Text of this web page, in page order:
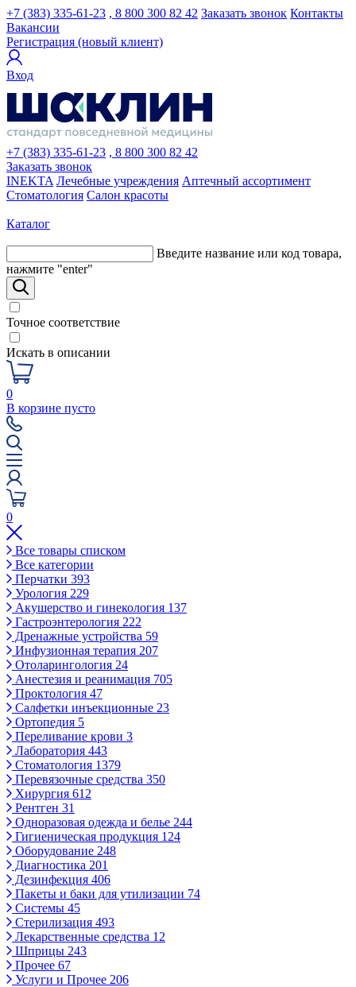
+7 (383) 335-61-23 , 8 800 300 82 42 Заказать звонок Контакты
Вакансии
Регистрация (новый клиент)
Вход
+7 (383) 335-61-23 , 8 800 300 82 42
Заказать звонок
INEKTA Лечебные учреждения Аптечный ассортимент
Стоматология Салон красоты
Каталог
Введите название или код товара,
нажмите "enter"
Точное соответствие
Искать в описании
0
В корзине пусто
0
Все товары списком
Все категории
Перчатки 393
Урология 229
Акушерство и гинекология 137
Гастроэнтерология 222
Дренажные устройства 59
Инфузионная терапия 207
Отоларингология 24
Анестезия и реанимация 705
Проктология 47
Салфетки инъекционные 23
Ортопедия 5
Переливание крови 3
Лаборатория 443
Стоматология 1379
Перевязочные средства 350
Хирургия 612
Рентген 31
Одноразовая одежда и белье 244
Гигиеническая продукция 124
Оборудование 248
Диагностика 201
Дезинфекция 406
Пакеты и баки для утилизации 74
Системы 45
Стерилизация 493
Лекарственные средства 12
Шприцы 243
Прочее 67
Услуги и Прочее 206